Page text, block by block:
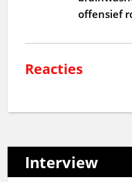
offensief
Reacties
Interview